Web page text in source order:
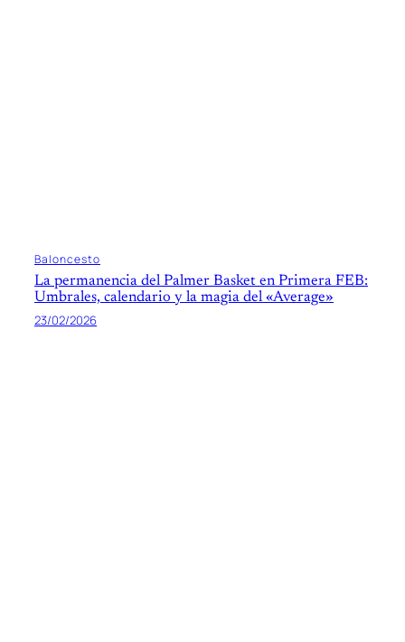
Baloncesto
La permanencia del Palmer Basket en Primera FEB:
Umbrales, calendario y la magia del «Average»
23/02/2026